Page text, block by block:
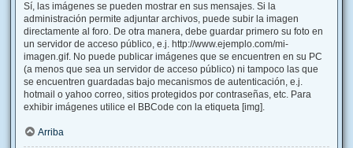
Sí, las imágenes se pueden mostrar en sus mensajes. Si la
administración permite adjuntar archivos, puede subir la imagen
directamente al foro. De otra manera, debe guardar primero su foto en
un servidor de acceso público, e.j. http://www.ejemplo.com/mi-
imagen.gif. No puede publicar imágenes que se encuentren en su PC
(a menos que sea un servidor de acceso público) ni tampoco las que
se encuentren guardadas bajo mecanismos de autenticación, e.j.
hotmail o yahoo correo, sitios protegidos por contraseñas, etc. Para
exhibir imágenes utilice el BBCode con la etiqueta [img].
Arriba